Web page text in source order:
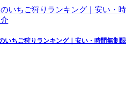
いちご狩りランキング｜安い・時間無制限